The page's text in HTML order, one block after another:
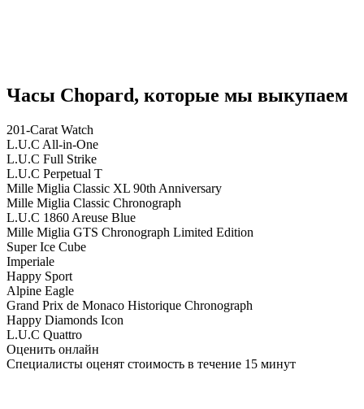
Часы Chopard, которые мы выкупаем
201‑Carat Watch
L.U.C All‑in‑One
L.U.C Full Strike
L.U.C Perpetual T
Mille Miglia Classic XL 90th Anniversary
Mille Miglia Classic Chronograph
L.U.C 1860 Areuse Blue
Mille Miglia GTS Chronograph Limited Edition
Super Ice Cube
Imperiale
Happy Sport
Alpine Eagle
Grand Prix de Monaco Historique Chronograph
Happy Diamonds Icon
L.U.C Quattro
Оценить онлайн
Специалисты оценят стоимость в течение 15 минут